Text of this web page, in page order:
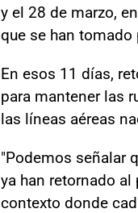
y el 28 de marzo,
que se han
En esos 11 días,
para mantener las
las líneas aéreas
"Podemos señalar
ya han retornado
contexto donde